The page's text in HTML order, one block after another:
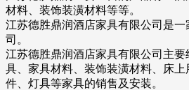
材料、装饰装潢材料等等。
江苏德胜鼎润酒店家具有限公司是
司。
江苏德胜鼎润酒店家具有限公司主
具、家具材料、装饰装潢材料、床
件、灯具等家具的销售及安装。